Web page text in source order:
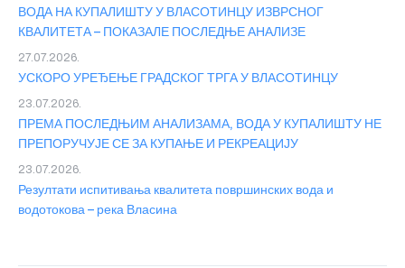
ВОДА НА КУПАЛИШТУ У ВЛАСОТИНЦУ ИЗВРСНОГ
КВАЛИТЕТА – ПОКАЗАЛЕ ПОСЛЕДЊЕ АНАЛИЗЕ
УСКОРО УРЕЂЕЊЕ ГРАДСКОГ ТРГА У ВЛАСОТИНЦУ
27.07.2026.
ПРЕМА ПОСЛЕДЊИМ АНАЛИЗАМА, ВОДА У КУПАЛИШТУ НЕ
ПРЕПОРУЧУЈЕ СЕ ЗА КУПАЊЕ И РЕКРЕАЦИЈУ
23.07.2026.
Резултати испитивања квалитета површинских вода и
водотокова – река Власина
23.07.2026.